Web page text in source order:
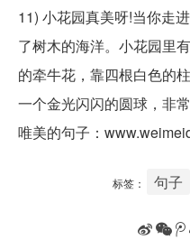
11) 小花园真美呀!当你走
了树木的海洋。小花园里
的牵牛花，靠四根白色的
一个金光闪闪的圆球，非
唯美的句子：
标签： 句子